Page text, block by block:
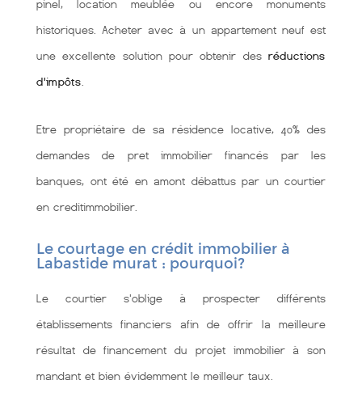
pinel, location meublée ou encore monuments
historiques. Acheter avec à un appartement neuf est
une excellente solution pour obtenir des réductions
d'impôts
Etre propriétaire de sa résidence locative, 40% des
demandes de pret immobilier financés par les
banques, ont été en amont débattus par un courtier
en creditimmobilier.
Le courtage en crédit immobilier à
Labastide murat : pourquoi?
Le courtier s'oblige à prospecter différents
établissements financiers afin de offrir la meilleure
résultat de financement du projet immobilier à son
mandant et bien évidemment le meilleur taux.